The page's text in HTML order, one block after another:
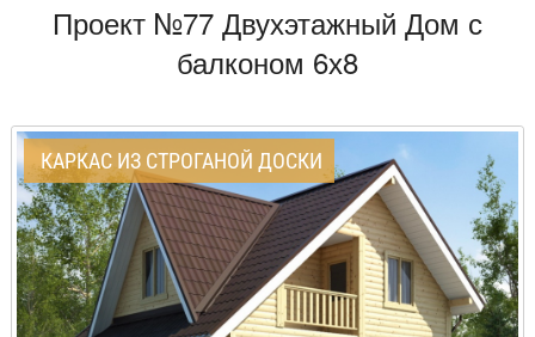
Проект №77 Двухэтажный Дом с
балконом 6х8
КАРКАС ИЗ СТРОГАНОЙ ДОСКИ